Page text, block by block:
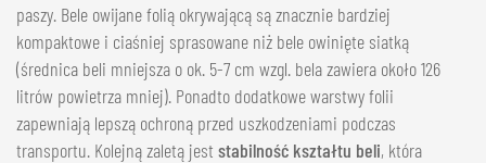
paszy. Bele owijane folią okrywającą są znacznie bardziej
kompaktowe i ciaśniej sprasowane niż bele owinięte siatką
(średnica beli mniejsza o ok. 5-7 cm wzgl. bela zawiera około 126
litrów powietrza mniej). Ponadto dodatkowe warstwy folii
zapewniają lepszą ochroną przed uszkodzeniami podczas
transportu. Kolejną zaletą jest stabilność kształtu beli, która